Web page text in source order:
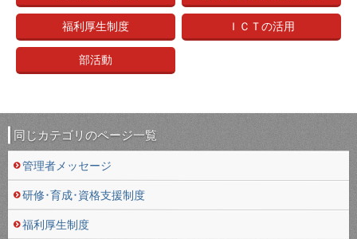
福利厚生制度 ＩＣＴの活用
部活動
同じカテゴリのページ一覧
管理者メッセージ
研修･育成･資格支援制度
福利厚生制度